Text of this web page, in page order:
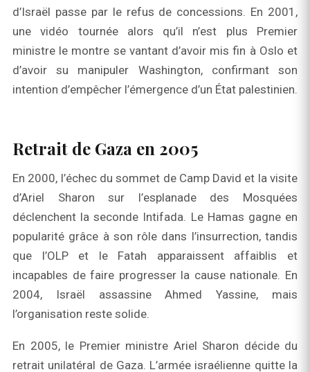
d’Israël passe par le refus de concessions. En 2001,
une vidéo tournée alors qu’il n’est plus Premier
ministre le montre se vantant d’avoir mis fin à Oslo et
d’avoir su manipuler Washington, confirmant son
intention d’empêcher l’émergence d’un État palestinien.
Retrait de Gaza en 2005
En 2000, l’échec du sommet de Camp David et la visite
d’Ariel Sharon sur l’esplanade des Mosquées
déclenchent la seconde Intifada. Le Hamas gagne en
popularité grâce à son rôle dans l’insurrection, tandis
que l’OLP et le Fatah apparaissent affaiblis et
incapables de faire progresser la cause nationale. En
2004, Israël assassine Ahmed Yassine, mais
l’organisation reste solide.
En 2005, le Premier ministre Ariel Sharon décide du
retrait unilatéral de Gaza. L’armée israélienne quitte la